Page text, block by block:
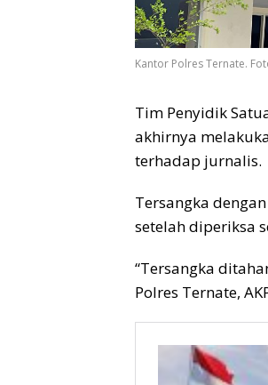
Kantor Polres Ternate.
Tim Penyidik
akhirnya
terhadap jurnalis.
Tersangka
setelah diperiksa
“Tersangka
Polres Ternate,